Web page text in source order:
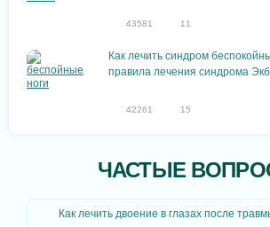
43581 11
Как лечить синдром
правила лечения синдрома
42261 15
ЧАСТЫЕ
Как лечить двоение в глазах после